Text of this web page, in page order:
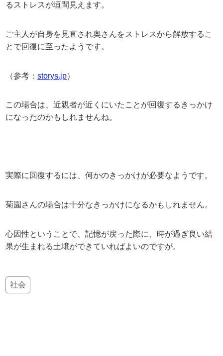
るストレスが垣間見えます。
ご主人が自身を見直され奥さんをストレスから解放するこ
とで回復に至ったようです。
（参考：storys.jp）
この場合は、近親者が近くにいたことが回復するきっかけ
になったのかもしれませんね。
実際に回復するには、何かのきっかけが必要なようです。
菊園さんの場合は十分なきっかけになるかもしれません。
心因性ということで、記憶が戻った際に、時が過ぎ良い結
果が生まれる土壌ができていればよいのですが。
社会